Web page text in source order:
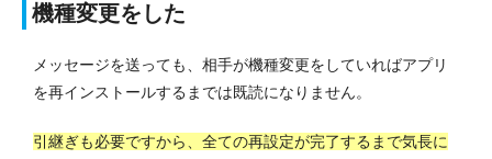
機種変更をした
メッセージを送っても、相手が機種変更をしていればアプリ
を再インストールするまでは既読になりません。
引継ぎも必要ですから、全ての再設定が完了するまで気長に